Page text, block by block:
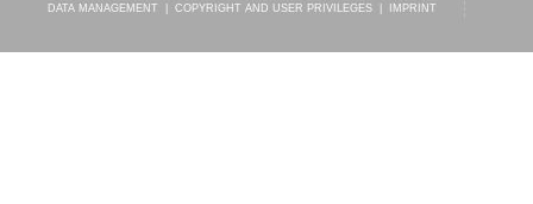
DATA MANAGEMENT COPYRIGHT AND USER PRIVILEGES IMPRINT